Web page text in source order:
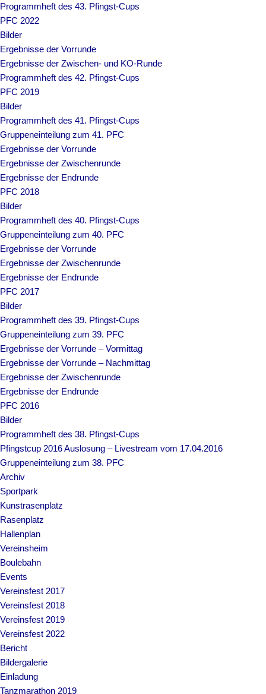
Programmheft des 43. Pfingst-Cups
PFC 2022
Bilder
Ergebnisse der Vorrunde
Ergebnisse der Zwischen- und KO-Runde
Programmheft des 42. Pfingst-Cups
PFC 2019
Bilder
Programmheft des 41. Pfingst-Cups
Gruppeneinteilung zum 41. PFC
Ergebnisse der Vorrunde
Ergebnisse der Zwischenrunde
Ergebnisse der Endrunde
PFC 2018
Bilder
Programmheft des 40. Pfingst-Cups
Gruppeneinteilung zum 40. PFC
Ergebnisse der Vorrunde
Ergebnisse der Zwischenrunde
Ergebnisse der Endrunde
PFC 2017
Bilder
Programmheft des 39. Pfingst-Cups
Gruppeneinteilung zum 39. PFC
Ergebnisse der Vorrunde – Vormittag
Ergebnisse der Vorrunde – Nachmittag
Ergebnisse der Zwischenrunde
Ergebnisse der Endrunde
PFC 2016
Bilder
Programmheft des 38. Pfingst-Cups
Pfingstcup 2016 Auslosung – Livestream vom 17.04.2016
Gruppeneinteilung zum 38. PFC
Archiv
Sportpark
Kunstrasenplatz
Rasenplatz
Hallenplan
Vereinsheim
Boulebahn
Events
Vereinsfest 2017
Vereinsfest 2018
Vereinsfest 2019
Vereinsfest 2022
Bericht
Bildergalerie
Einladung
Tanzmarathon 2019